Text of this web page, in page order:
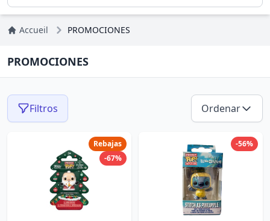
Accueil PROMOCIONES
PROMOCIONES
Filtros Ordenar
Rebajas
-67%
-56%